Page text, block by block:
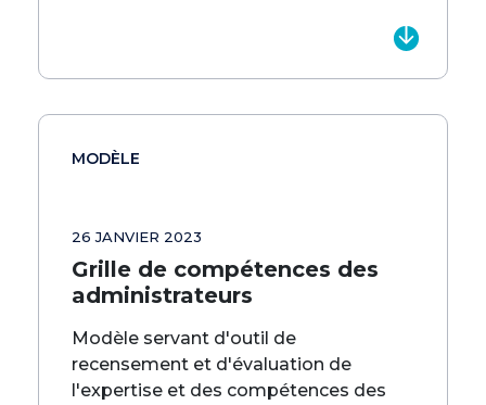
MODÈLE
26 JANVIER 2023
Grille de compétences des
administrateurs
Modèle servant d'outil de
recensement et d'évaluation de
l'expertise et des compétences des